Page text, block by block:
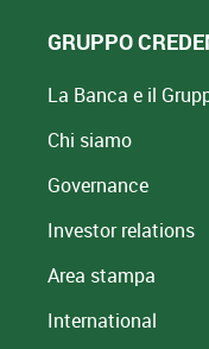
GRUPPO
La Banca e il
Chi siamo
Governance
Investor relations
Area stampa
International